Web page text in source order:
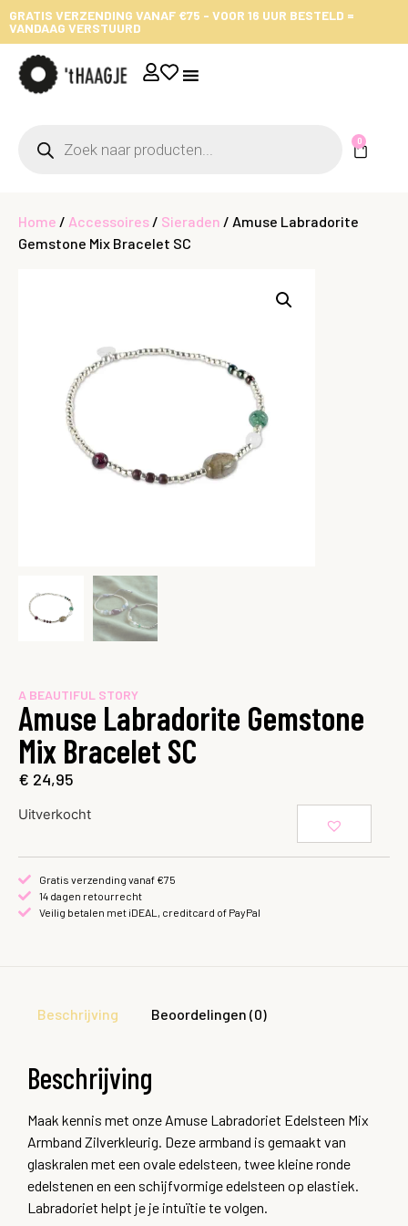
GRATIS VERZENDING VANAF €75 - VOOR 16 UUR BESTELD =
VANDAAG VERSTUURD
0
Home / Accessoires / Sieraden / Amuse Labradorite
Gemstone Mix Bracelet SC
A BEAUTIFUL STORY
Amuse Labradorite Gemstone
Mix Bracelet SC
€ 24,95
Uitverkocht
Gratis verzending vanaf €75
14 dagen retourrecht
Veilig betalen met iDEAL, creditcard of PayPal
Beschrijving Beoordelingen (0)
Beschrijving
Maak kennis met onze Amuse Labradoriet Edelsteen Mix
Armband Zilverkleurig. Deze armband is gemaakt van
glaskralen met een ovale edelsteen, twee kleine ronde
edelstenen en een schijfvormige edelsteen op elastiek.
Labradoriet helpt je je intuïtie te volgen.